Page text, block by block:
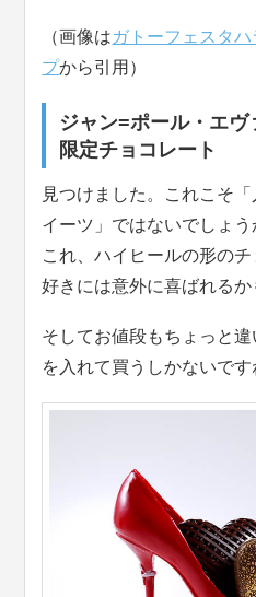
（画像はガトーフェスタ
プから引用）
ジャン=ポール・エ
限定チョコレート
見つけました。これこそ
イーツ」ではないでしょう
これ、ハイヒールの形の
好きには意外に喜ばれるか
そしてお値段もちょっと
を入れて買うしかないです